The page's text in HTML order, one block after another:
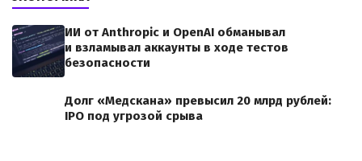
ИИ от Anthropic и OpenAI обманывал
и взламывал аккаунты в ходе тестов
безопасности
Долг «Медскана» превысил 20 млрд рублей:
IPO под угрозой срыва